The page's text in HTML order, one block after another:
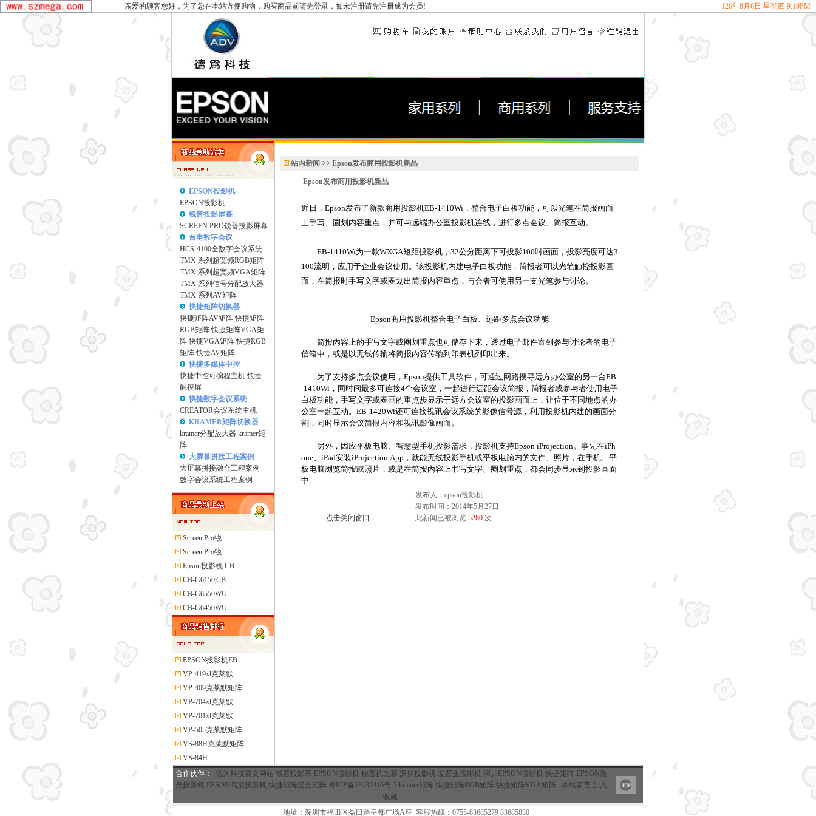
亲爱的顾客您好，为了您在本站方便购物，购买商品前请先登录 ，如未注册请先注册成为会员! 126年8月 6日 星期四 9:19PM
EPSON投影机
EPSON投影机
锐普投影屏幕
SCREEN PRO锐普投影屏幕
台电数字会议
HCS-4100全数字会议系统
TMX 系列超宽频RGB矩阵
TMX 系列超宽频VGA矩阵
TMX 系列信号分配放大器
TMX 系列AV矩阵
快捷矩阵切换器
快捷矩阵AV矩阵 快捷矩阵
RGB矩阵 快捷矩阵VGA矩
阵 快捷VGA矩阵 快捷RGB
矩阵 快捷AV矩阵
快捷多媒体中控
快捷中控可编程主机 快捷
触摸屏
快捷数字会议系统
CREATOR会议系统主机
KRAMER矩阵切换器
kramer分配放大器 kramer矩
阵
大屏幕拼接工程案例
大屏幕拼接融合工程案例
数字会议系统工程案例
Screen Pro锐..
Screen Pro锐..
Epson投影机 CB..
CB-G6150|CB..
CB-G6550WU
CB-G6450WU
EPSON投影机EB-..
VP-419xl克莱默..
VP-409克莱默矩阵
VP-704xl克莱默..
VP-701xl克莱默..
VP-505克莱默矩阵
VS-88H克莱默矩阵
VS-84H
站内新闻 >> Epson发布商用投影机新品
Epson发布商用投影机新品
近日，Epson发布了新款商用投影机EB-1410Wi，整合电子白板功能，可以光笔在简报画面
上手写、圈划内容重点，并可与远端办公室投影机连线，进行多点会议、简报互动。
EB-1410Wi为一款WXGA短距投影机，32公分距离下可投影100吋画面，投影亮度可达3
100流明，应用于企业会议使用。该投影机内建电子白板功能，简报者可以光笔触控投影画
面，在简报时手写文字或圈划出简报内容重点，与会者可使用另一支光笔参与讨论。
Epson商用投影机整合电子白板、远距多点会议功能
简报内容上的手写文字或圈划重点也可储存下来，透过电子邮件寄到参与讨论者的电子
信箱中，或是以无线传输将简报内容传输到印表机列印出来。
为了支持多点会议使用，Epson提供工具软件，可通过网路搜寻远方办公室的另一台EB
-1410Wi，同时间最多可连接4个会议室，一起进行远距会议简报，简报者或参与者使用电子
白板功能，手写文字或圈画的重点步显示于远方会议室的投影画面上，让位于不同地点的办
公室一起互动。EB-1420Wi还可连接视讯会议系统的影像信号源，利用投影机内建的画面分
割，同时显示会议简报内容和视讯影像画面。
另外，因应平板电脑、智慧型手机投影需求，投影机支持Epson iProjection。事先在iPh
one、iPad安装iProjection App，就能无线投影手机或平板电脑内的文件、照片，在手机、平
板电脑浏览简报或照片，或是在简报内容上书写文字、圈划重点，都会同步显示到投影画面
中
点击关闭窗口
发布人：epson投影机
发布时间：2014年5月27日
此新闻已被浏览 5280次
合作伙伴 ： 德为科技英文网站 锐普投影幕 EPSON投影机 锐普抗光幕 深圳投影机 爱普生投影机 深圳EPSON投影机 快捷矩阵 EPSON激
光投影机 EPSON高清投影机 快捷矩阵混合矩阵 粤ICP备18137416号-3 kramer矩阵 快捷矩阵RGB矩阵 快捷矩阵VGA矩阵 本站留言 加入
收藏
地址：深圳市福田区益田路皇都广场A座 客服热线：0755-83685279 83685830